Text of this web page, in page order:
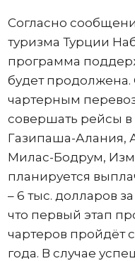
Согласно
туризма Турции
программа
будет
чартерным
совершать рейсы
Газипаша-Алания,
Милас-Бодрум,
планируется
– 6 тыс. долларов
что первый этап
чартеров пройдёт с
года. В случае